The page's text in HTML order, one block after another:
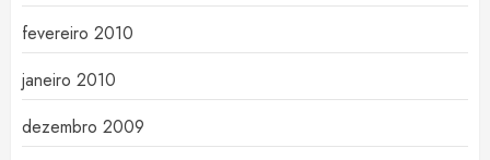
fevereiro 2010
janeiro 2010
dezembro 2009